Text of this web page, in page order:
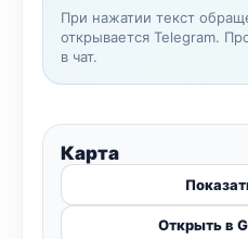
При нажатии текст
открывается Telegram.
в чат.
Карта
Открыть в